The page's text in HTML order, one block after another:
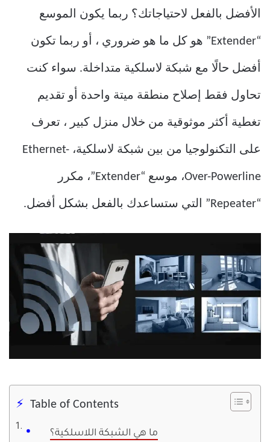
الأفضل بالفعل لاحتياجاتك؟ ربما يكون الموسع
“Extender” هو كل ما هو ضروري ، أو ربما تكون
أفضل حالًا مع شبكة لاسلكية متداخلة. سواء كنت
تحاول فقط إصلاح منطقة ميتة واحدة أو تقديم
تغطية أكثر موثوقية من خلال منزل كبير ، تعرف
على التكنولوجيا من بين شبكة لاسلكية، Ethernet-
Over-Powerline، موسع “Extender”، مكرر
“Repeater” التي ستساعدك بالفعل بشكل أفضل.
Table of Contents
ما هي الشبكة اللاسلكية؟